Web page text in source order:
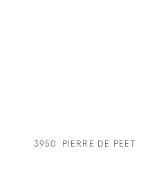
3950 PIERRE DE PEET